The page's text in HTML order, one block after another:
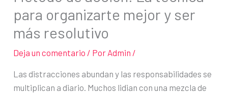
para organizarte mejor y ser
más resolutivo
Deja un comentario / Por Admin /
Las distracciones abundan y las responsabilidades se
multiplican a diario. Muchos lidian con una mezcla de